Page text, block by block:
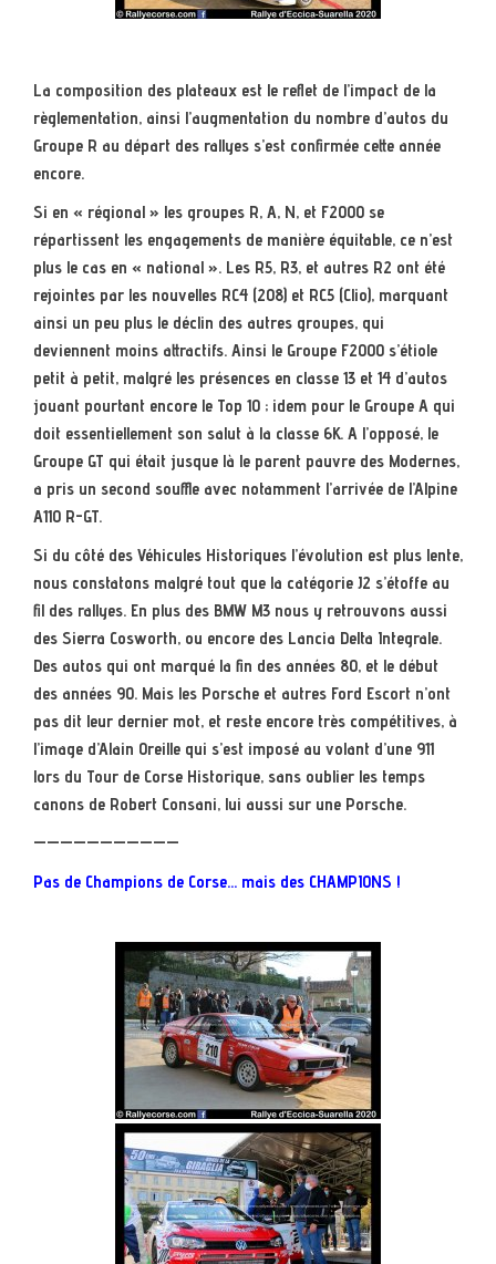
La composition des plateaux est le reflet de l’impact de la
règlementation, ainsi l’augmentation du nombre d’autos du
Groupe R au départ des rallyes s’est confirmée cette année
encore.
Si en « régional » les groupes R, A, N, et F2000 se
répartissent les engagements de manière équitable, ce n’est
plus le cas en « national ». Les R5, R3, et autres R2 ont été
rejointes par les nouvelles RC4 (208) et RC5 (Clio), marquant
ainsi un peu plus le déclin des autres groupes, qui
deviennent moins attractifs. Ainsi le Groupe F2000 s’étiole
petit à petit, malgré les présences en classe 13 et 14 d’autos
jouant pourtant encore le Top 10 ; idem pour le Groupe A qui
doit essentiellement son salut à la classe 6K. A l’opposé, le
Groupe GT qui était jusque là le parent pauvre des Modernes,
a pris un second souffle avec notamment l’arrivée de l’Alpine
A110 R-GT.
Si du côté des Véhicules Historiques l’évolution est plus lente,
nous constatons malgré tout que la catégorie J2 s’étoffe au
fil des rallyes. En plus des BMW M3 nous y retrouvons aussi
des Sierra Cosworth, ou encore des Lancia Delta Integrale.
Des autos qui ont marqué la fin des années 80, et le début
des années 90. Mais les Porsche et autres Ford Escort n’ont
pas dit leur dernier mot, et reste encore très compétitives, à
l’image d’Alain Oreille qui s’est imposé au volant d’une 911
lors du Tour de Corse Historique, sans oublier les temps
canons de Robert Consani, lui aussi sur une Porsche.
———————————
Pas de Champions de Corse… mais des CHAMPIONS !